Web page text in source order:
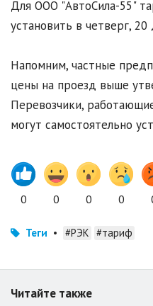
Для ООО "АвтоСила-55"
установить в четверг, 20
Напомним, частные
цены на проезд выше
Перевозчики,
могут самостоятельно
0 0 0 0
Теги • #РЭК #тариф
Читайте также